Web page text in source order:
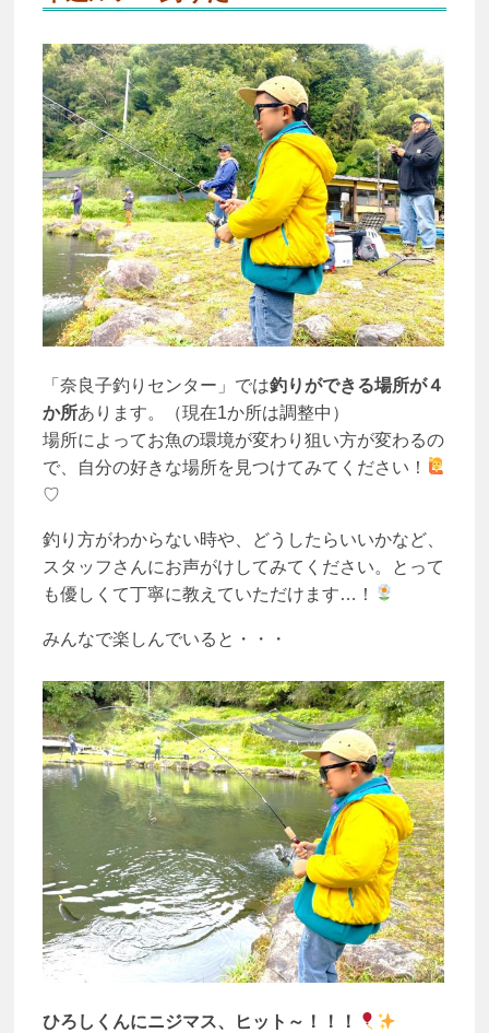
「奈良子釣りセンター」では釣りができる場所が４
か所あります。（現在1か所は調整中）
場所によってお魚の環境が変わり狙い方が変わるの
で、自分の好きな場所を見つけてみてください！
♡
釣り方がわからない時や、どうしたらいいかなど、
スタッフさんにお声がけしてみてください。とって
も優しくて丁寧に教えていただけます…！
みんなで楽しんでいると・・・
ひろしくんにニジマス、ヒット～！！！